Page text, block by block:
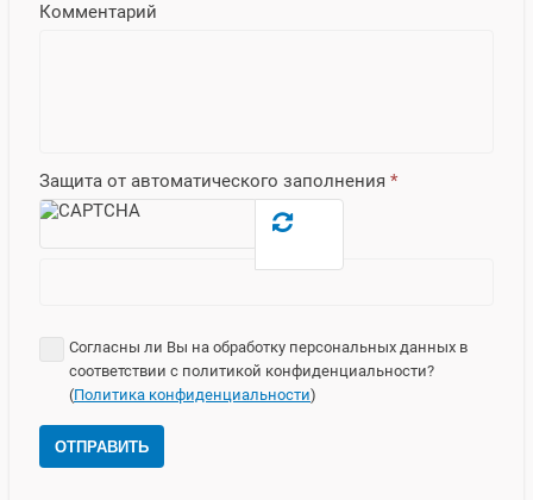
Комментарий
Защита от автоматического заполнения *
Согласны ли Вы на обработку персональных данных в
соответствии с политикой конфиденциальности?
(Политика конфиденциальности)
ОТПРАВИТЬ